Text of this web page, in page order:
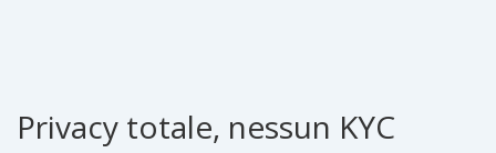
Privacy totale, nessun KYC